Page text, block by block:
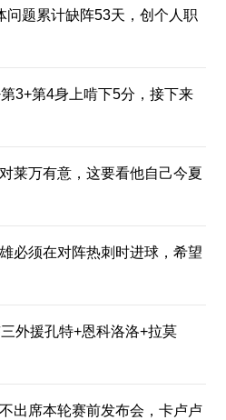
问题累计缺阵53天，创个人职
3+第4身上啃下5分，接下来
莱万有意，这要看他自己今夏
必须在对阵热刺时进球，希望
外援孔特+恩科洛洛+拉莫
出席本轮赛前发布会，卡卢卢